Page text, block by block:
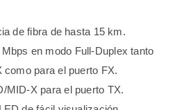
de fibra de hasta 15 km.
en modo Full-Duplex tanto
como para el puerto FX.
MID-X para el puerto TX.